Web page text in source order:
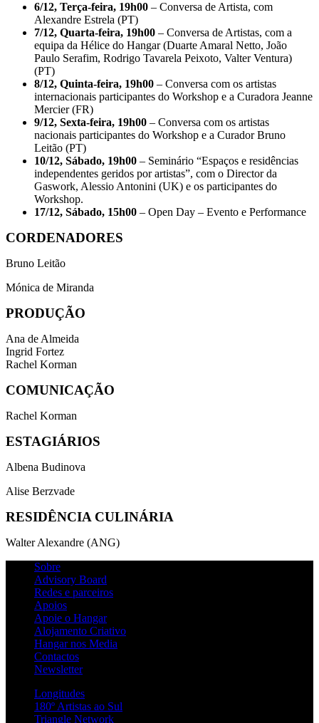
6/12, Terça-feira, 19h00 – Conversa de Artista, com
Alexandre Estrela (PT)
7/12, Quarta-feira, 19h00 – Conversa de Artistas, com a
equipa da Hélice do Hangar (Duarte Amaral Netto, João
Paulo Serafim, Rodrigo Tavarela Peixoto, Valter Ventura)
(PT)
8/12, Quinta-feira, 19h00 – Conversa com os artistas
internacionais participantes do Workshop e a Curadora Jeanne
Mercier (FR)
9/12, Sexta-feira, 19h00 – Conversa com os artistas
nacionais participantes do Workshop e a Curador Bruno
Leitão (PT)
10/12, Sábado, 19h00 – Seminário “Espaços e residências
independentes geridos por artistas”, com o Director da
Gaswork, Alessio Antonini (UK) e os participantes do
Workshop.
17/12, Sábado, 15h00 – Open Day – Evento e Performance
CORDENADORES
Bruno Leitão
Mónica de Miranda
PRODUÇÃO
Ana de Almeida
Ingrid Fortez
Rachel Korman
COMUNICAÇÃO
Rachel Korman
ESTAGIÁRIOS
Albena Budinova
Alise Berzvade
RESIDÊNCIA CULINÁRIA
Walter Alexandre (ANG)
Sobre
Advisory Board
Redes e parceiros
Apoios
Apoie o Hangar
Alojamento Criativo
Hangar nos Media
Contactos
Newsletter
Longitudes
180º Artistas ao Sul
Triangle Network